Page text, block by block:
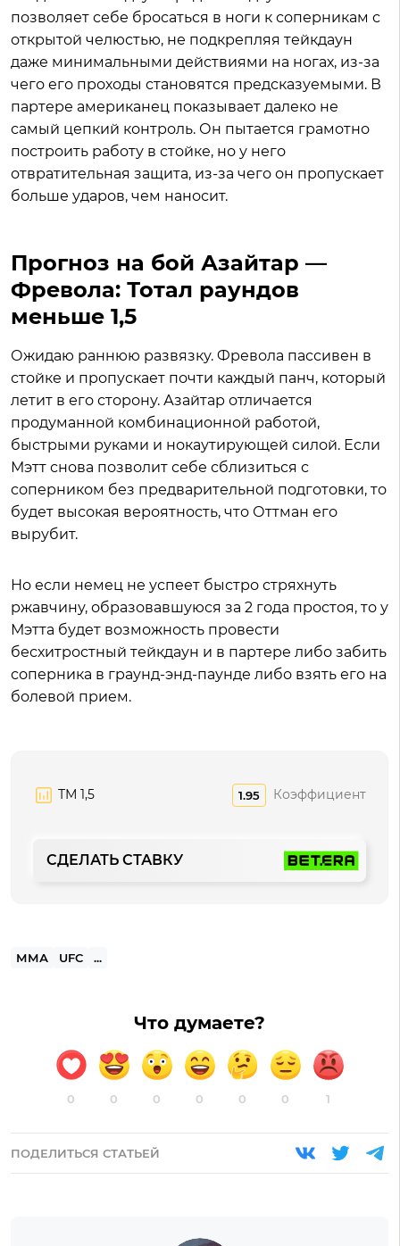
позволяет себе бросаться в ноги к соперникам с
открытой челюстью, не подкрепляя тейкдаун
даже минимальными действиями на ногах, из-за
чего его проходы становятся предсказуемыми. В
партере американец показывает далеко не
самый цепкий контроль. Он пытается грамотно
построить работу в стойке, но у него
отвратительная защита, из-за чего он пропускает
больше ударов, чем наносит.
Прогноз на бой Азайтар —
Фревола: Тотал раундов
меньше 1,5
Ожидаю раннюю развязку. Фревола пассивен в
стойке и пропускает почти каждый панч, который
летит в его сторону. Азайтар отличается
продуманной комбинационной работой,
быстрыми руками и нокаутирующей силой. Если
Мэтт снова позволит себе сблизиться с
соперником без предварительной подготовки, то
будет высокая вероятность, что Оттман его
вырубит.
Но если немец не успеет быстро стряхнуть
ржавчину, образовавшуюся за 2 года простоя, то у
Мэтта будет возможность провести
бесхитростный тейкдаун и в партере либо забить
соперника в граунд-энд-паунде либо взять его на
болевой прием.
ТМ 1,5 1.95 Коэффициент
СДЕЛАТЬ СТАВКУ
ММА UFC ...
Что думаете?
0 0 0 0 0 0 1
ПОДЕЛИТЬСЯ СТАТЬЕЙ